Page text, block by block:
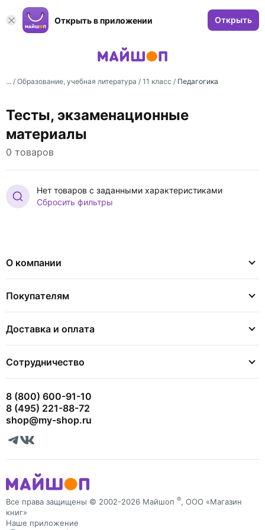
Открыть в приложении Открыть
... / Образование, учебная литература / 11 класс / Педагогика
Тесты, экзаменационные
материалы
0 товаров
Нет товаров с заданными характеристиками
Сбросить фильтры
О компании
Покупателям
Доставка и оплата
Сотрудничество
8 (800) 600-91-10
8 (495) 221-88-72
shop@my-shop.ru
Все права защищены © 2002-2026 Майшоп ®, ООО «Магазин
книг»
Наше приложение